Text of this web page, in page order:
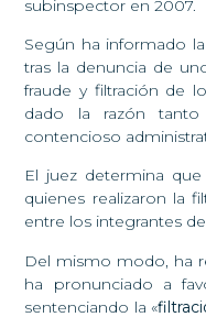
subinspector en 2007.
Según ha informado
tras la denuncia de
fraude y filtración de
dado la razón
contencioso
El juez determina que
quienes realizaron la
entre los integrantes
Del mismo modo, ha
ha pronunciado a
sentenciando la «